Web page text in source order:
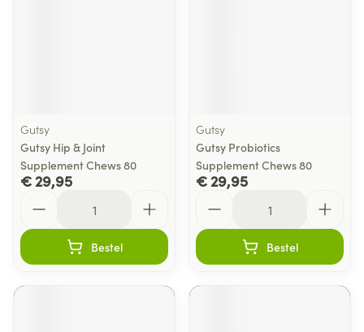
Gutsy
Gutsy Hip & Joint
Supplement Chews 80
€ 29,95
Bestel
Gutsy
Gutsy Probiotics
Supplement Chews 80
€ 29,95
Bestel